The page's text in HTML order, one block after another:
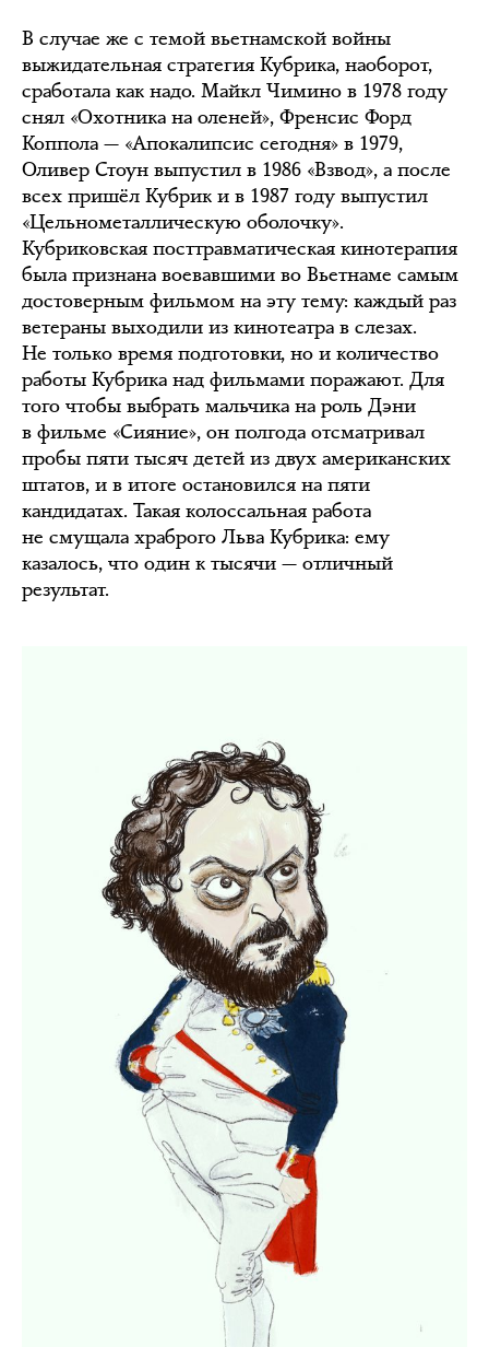
В случае же с темой вьетнамской войны
выжидательная стратегия Кубрика, наоборот,
сработала как надо. Майкл Чимино в 1978 году
снял «Охотника на оленей», Френсис Форд
Коппола — «Апокалипсис сегодня» в 1979,
Оливер Стоун выпустил в 1986 «Взвод», а после
всех пришёл Кубрик и в 1987 году выпустил
«Цельнометаллическую оболочку».
Кубриковская посттравматическая кинотерапия
была признана воевавшими во Вьетнаме самым
достоверным фильмом на эту тему: каждый раз
ветераны выходили из кинотеатра в слезах.
Не только время подготовки, но и количество
работы Кубрика над фильмами поражают. Для
того чтобы выбрать мальчика на роль Дэни
в фильме «Сияние», он полгода отсматривал
пробы пяти тысяч детей из двух американских
штатов, и в итоге остановился на пяти
кандидатах. Такая колоссальная работа
не смущала храброго Льва Кубрика: ему
казалось, что один к тысячи — отличный
результат.